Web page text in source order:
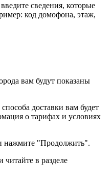
сведения, которые
код домофона, этаж,
вам будут показаны
доставки вам будет
о тарифах и условиях
нажмите "Продолжить".
читайте в разделе